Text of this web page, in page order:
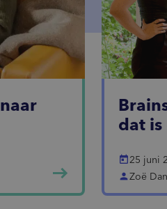
east
dat
today25 juni
personZoë